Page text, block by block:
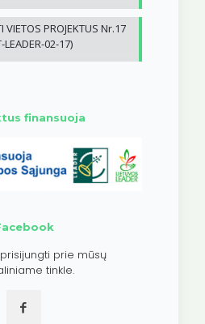
VIETOS PROJEKTUS Nr.17
LEADER-02-17)
finansuoja
prie mūsų
tinkle.